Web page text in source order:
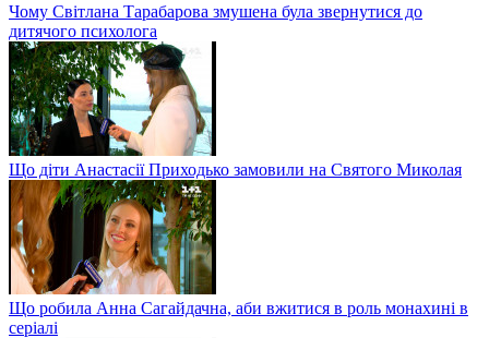
Чому Світлана Тарабарова змушена була звернутися до
дитячого психолога
Що діти Анастасії Приходько замовили на Святого Миколая
Що робила Анна Сагайдачна, аби вжитися в роль монахині в
серіалі